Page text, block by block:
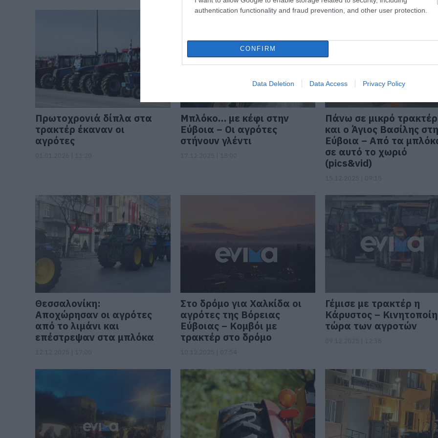
authentication functionality and fraud prevention, and other user protection.
CONFIRM
Data Deletion Data Access Privacy Policy
Πρωτοχρονιά δίπλα στα
τρακτέρ έκαναν οι
αγρότες
Μπλόκο… με κέφι στην
Εύβοια – Οι αγρότες
στήνουν γλέντι
Πάνω σε μικρό τρακτέρ
και ο Άγιος Βασίλης
Εύβοια – Από τα
σε αυτό το χωριό
(pics&vid)
Θεσσαλονίκη:
Αποχώρησαν οι αγρότες
από το λιμάνι και
επέστρεψαν στα μπλόκα
Στο δρόμο για Χαλκίδα οι
αγρότες της Βόρειας
Εύβοιας – Κομβόι με
τρακτέρ στο δρόμο
Γέμισε με τρακτέρ η
Κάρυστος –
τώρα των αγροτών